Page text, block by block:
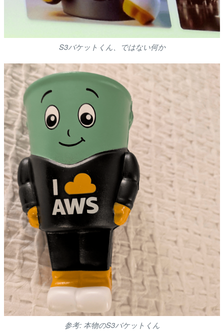
S3バケットくん、ではない何か
参考: 本物のS3バケットくん